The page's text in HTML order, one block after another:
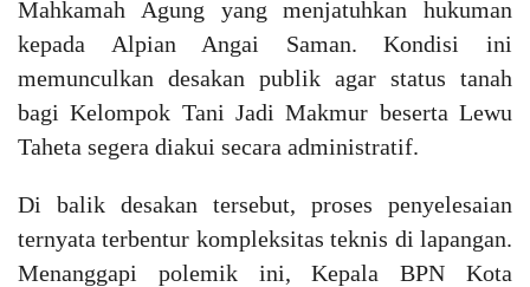
Mahkamah Agung yang menjatuhkan hukuman
kepada Alpian Angai Saman. Kondisi ini
memunculkan desakan publik agar status tanah
bagi Kelompok Tani Jadi Makmur beserta Lewu
Taheta segera diakui secara administratif.
Di balik desakan tersebut, proses penyelesaian
ternyata terbentur kompleksitas teknis di lapangan.
Menanggapi polemik ini, Kepala BPN Kota